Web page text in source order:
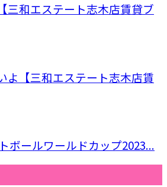
エステート志木店賃貸ブ
【三和エステート志木店賃
ールワールドカップ2023...